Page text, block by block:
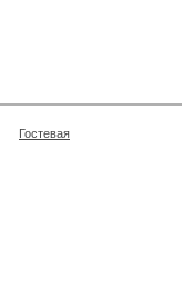
Гостевая